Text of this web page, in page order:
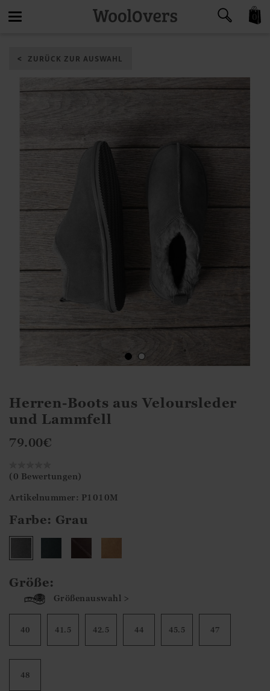
navigation
ZURÜCK ZUR AUSWAHL
Herren-Boots aus Veloursleder
und Lammfell
79.00€
(0 Bewertungen)
Artikelnummer: P1010M
Farbe: Grau
Größe:
Größenauswahl >
40 41.5 42.5 44 45.5 47
48